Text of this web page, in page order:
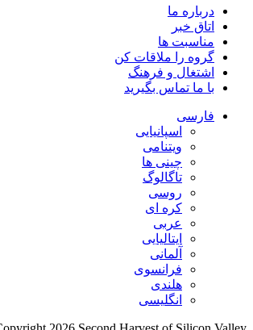
درباره ما
اتاق خبر
مناسبت ها
گروه را ملاقات کن
اشتغال و فرهنگ
با ما تماس بگیرید
فارسی
اسپانیایی
ویتنامی
چینی ها
تاگالوگ
روسی
کره ای
عربی
ایتالیایی
آلمانی
فرانسوی
هلندی
انگلیسی